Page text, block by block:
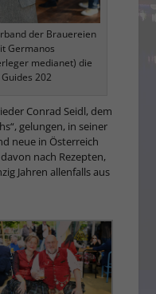
der Brauereien
Germanos
medianet) die
202
Conrad Seidl, dem
gelungen, in seiner
neue in Österreich
nach Rezepten,
Jahren allenfalls aus